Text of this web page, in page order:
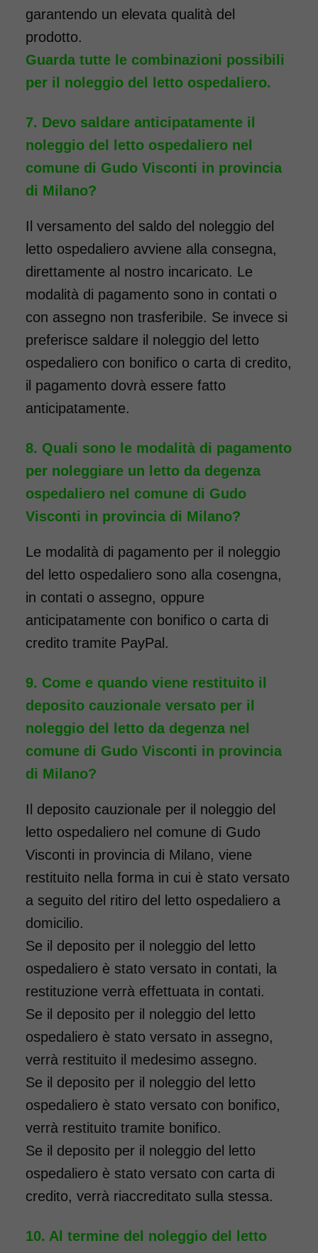
garantendo un elevata qualità del
prodotto.
Guarda tutte le combinazioni possibili
per il noleggio del letto ospedaliero.
Devo saldare anticipatamente il
noleggio del letto ospedaliero nel
comune di Gudo Visconti in provincia
di Milano?
Il versamento del saldo del noleggio del
letto ospedaliero avviene alla consegna,
direttamente al nostro incaricato. Le
modalità di pagamento sono in contati o
con assegno non trasferibile. Se invece si
preferisce saldare il noleggio del letto
ospedaliero con bonifico o carta di credito,
il pagamento dovrà essere fatto
anticipatamente.
Quali sono le modalità di pagamento
per noleggiare un letto da degenza
ospedaliero nel comune di Gudo
Visconti in provincia di Milano?
Le modalità di pagamento per il noleggio
del letto ospedaliero sono alla cosengna,
in contati o assegno, oppure
anticipatamente con bonifico o carta di
credito tramite PayPal.
Come e quando viene restituito il
deposito cauzionale versato per il
noleggio del letto da degenza nel
comune di Gudo Visconti in provincia
di Milano?
Il deposito cauzionale per il noleggio del
letto ospedaliero nel comune di Gudo
Visconti in provincia di Milano, viene
restituito nella forma in cui è stato versato
a seguito del ritiro del letto ospedaliero a
domicilio.
Se il deposito per il noleggio del letto
ospedaliero è stato versato in contati, la
restituzione verrà effettuata in contati.
Se il deposito per il noleggio del letto
ospedaliero è stato versato in assegno,
verrà restituito il medesimo assegno.
Se il deposito per il noleggio del letto
ospedaliero è stato versato con bonifico,
verrà restituito tramite bonifico.
Se il deposito per il noleggio del letto
ospedaliero è stato versato con carta di
credito, verrà riaccreditato sulla stessa.
Al termine del noleggio del letto